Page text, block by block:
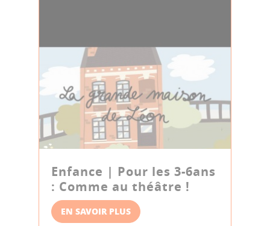
Enfance | Pour les 3-6ans
: Comme au théâtre !
EN SAVOIR PLUS